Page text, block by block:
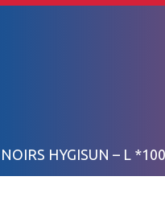
HYGISUN – L *100